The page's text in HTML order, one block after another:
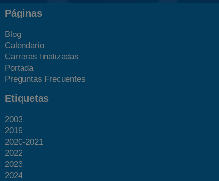
Páginas
Blog
Calendario
Carreras finalizadas
Portada
Preguntas Frecuentes
Etiquetas
2003
2019
2020-2021
2022
2023
2024